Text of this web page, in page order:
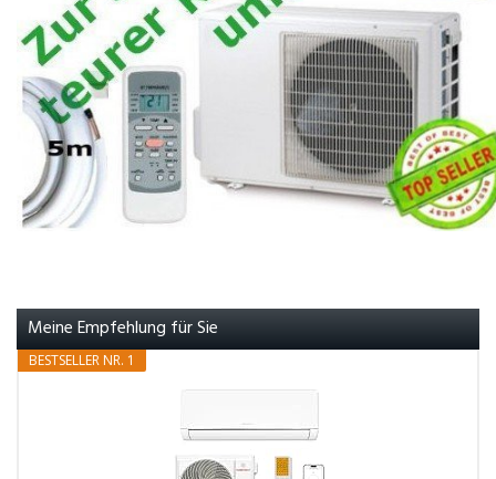
Meine Empfehlung für Sie
BESTSELLER NR. 1